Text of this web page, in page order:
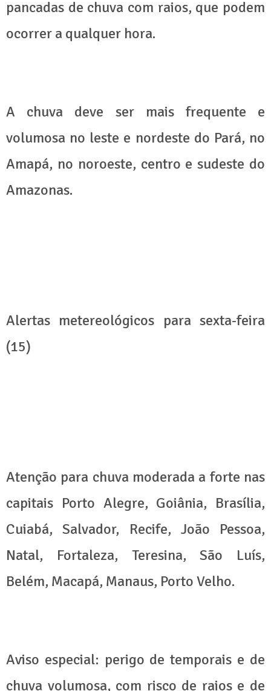
pancadas de chuva com raios, que podem
ocorrer a qualquer hora.
A chuva deve ser mais frequente e
volumosa no leste e nordeste do Pará, no
Amapá, no noroeste, centro e sudeste do
Amazonas.
Alertas metereológicos para sexta-feira
(15)
Atenção para chuva moderada a forte nas
capitais Porto Alegre, Goiânia, Brasília,
Cuiabá, Salvador, Recife, João Pessoa,
Natal, Fortaleza, Teresina, São Luís,
Belém, Macapá, Manaus, Porto Velho.
Aviso especial: perigo de temporais e de
chuva volumosa, com risco de raios e de